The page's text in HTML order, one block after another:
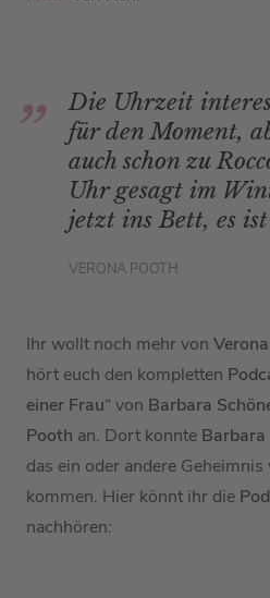
Die Uhrzeit
für den Moment,
auch schon zu
Uhr gesagt im
jetzt ins Bett, es
VERONA POOTH
Ihr wollt noch mehr von
hört euch den kompletten
einer Frau“ von Barbara
Pooth an. Dort konnte Barbara
das ein oder andere Geheimnis
kommen. Hier könnt ihr die
nachhören: